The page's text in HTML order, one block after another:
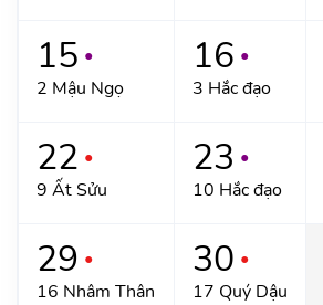
15 ●
2 Mậu Ngọ
16 ●
3 Hắc đạo
22 ●
9 Ất Sửu
23 ●
10 Hắc đạo
29 ●
16 Nhâm Thân
30 ●
17 Quý Dậu